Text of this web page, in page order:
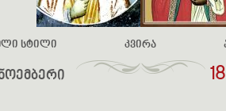
სტილი კვირა